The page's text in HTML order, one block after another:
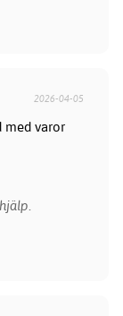
2026-04-05
med varor